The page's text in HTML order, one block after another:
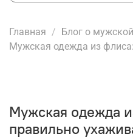
Главная
Блог о
Мужская одежда из
Мужская одежда
правильно